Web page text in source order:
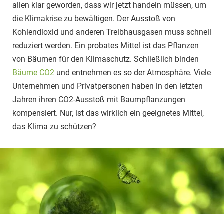
allen klar geworden, dass wir jetzt handeln müssen, um
die Klimakrise zu bewältigen. Der Ausstoß von
Kohlendioxid und anderen Treibhausgasen muss schnell
reduziert werden. Ein probates Mittel ist das Pflanzen
von Bäumen für den Klimaschutz. Schließlich binden
Bäume CO2 und entnehmen es so der Atmosphäre. Viele
Unternehmen und Privatpersonen haben in den letzten
Jahren ihren CO2-Ausstoß mit Baumpflanzungen
kompensiert. Nur, ist das wirklich ein geeignetes Mittel,
das Klima zu schützen?